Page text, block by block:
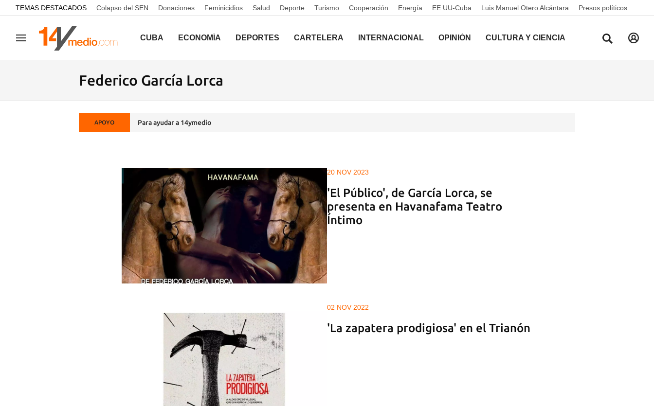
common.go-to-content
TEMAS DESTACADOS Colapso del SEN Donaciones Feminicidios Salud Deporte Turismo Cooperación Energía EE UU-Cuba Luis Manuel Otero Alcántara Presos políticos
Navegación CUBA ECONOMÍA DEPORTES CARTELERA INTERNACIONAL OPINIÓN CULTURA Y CIENCIA
Federico García Lorca
APOYO Para ayudar a 14ymedio
20 NOV 2023
'El Público', de García Lorca, se
presenta en Havanafama Teatro
Íntimo
02 NOV 2022
'La zapatera prodigiosa' en el Trianón